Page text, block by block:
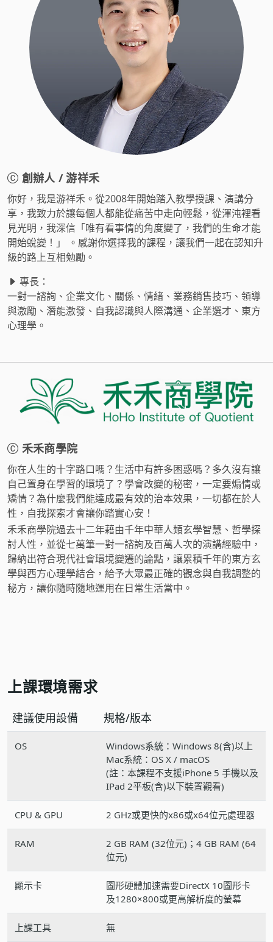
創辦人 / 游祥禾
你好，我是游祥禾。從2008年開始踏入教學授課、演講分
享，我致力於讓每個人都能從痛苦中走向輕鬆，從渾沌裡看
見光明，我深信「唯有看事情的角度變了，我們的生命才能
開始蛻變！」 。感謝你選擇我的課程，讓我們一起在認知升
級的路上互相勉勵。
專長：
一對一諮詢、企業文化、關係、情緒、業務銷售技巧、領導
與激勵、潛能激發、自我認識與人際溝通、企業選才、東方
心理學。
禾禾商學院
你在人生的十字路口嗎？生活中有許多困惑嗎？多久沒有讓
自己置身在學習的環境了？學會改變的秘密，一定要煽情或
矯情？為什麼我們能達成最有效的治本效果，一切都在於人
性，自我探索才會讓你踏實心安！
禾禾商學院過去十二年藉由千年中華人類玄學智慧、哲學探
討人性，並從七萬筆一對一諮詢及百萬人次的演講經驗中，
歸納出符合現代社會環境變遷的論點，讓累積千年的東方玄
學與西方心理學結合，給予大眾最正確的觀念與自我調整的
秘方，讓你隨時隨地運用在日常生活當中。
上課環境需求
建議使用設備 規格/版本
OS
Windows系統：Windows 8(含)以上
Mac系統：OS X / macOS
(註：本課程不支援iPhone 5 手機以及
IPad 2平板(含)以下裝置觀看)
CPU & GPU 2 GHz或更快的x86或x64位元處理器
RAM
2 GB RAM (32位元)；4 GB RAM (64
位元)
顯示卡
圖形硬體加速需要DirectX 10圖形卡
及1280×800或更高解析度的螢幕
上課工具 無